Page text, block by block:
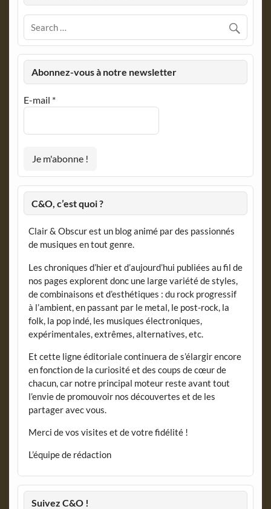
Abonnez-vous à notre newsletter
E-mail *
C&O, c’est quoi ?
Clair & Obscur est un blog animé par des passionnés
de musiques en tout genre.
Les chroniques d’hier et d’aujourd’hui publiées au fil de
nos pages explorent donc une large variété de styles,
de combinaisons et d’esthétiques : du rock progressif
à l’ambient, en passant par le metal, le post-rock, la
folk, la pop indé, les musiques électroniques,
expérimentales, extrêmes, alternatives, etc.
Et cette ligne éditoriale continuera de s’élargir encore
en fonction de la curiosité et des coups de cœur de
chacun, car notre principal moteur reste avant tout
l’envie de promouvoir nos découvertes et de les
partager avec vous.
Merci de vos visites et de votre fidélité !
L’équipe de rédaction
Suivez C&O !